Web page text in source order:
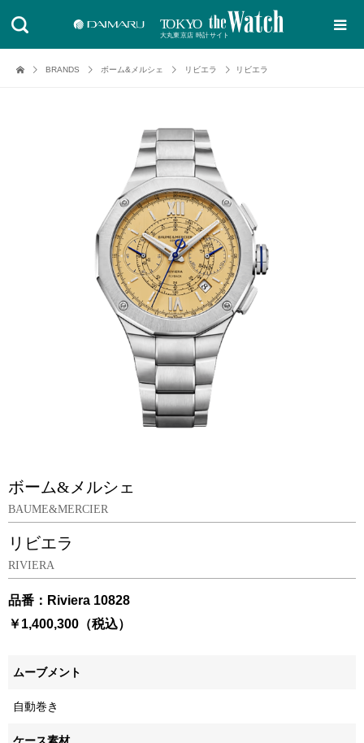
BRANDS ボーム&メルシェ リビエラ リビエラ
ボーム&メルシェ
BAUME&MERCIER
リビエラ
RIVIERA
品番：Riviera 10828
￥1,400,300（税込）
ムーブメント
自動巻き